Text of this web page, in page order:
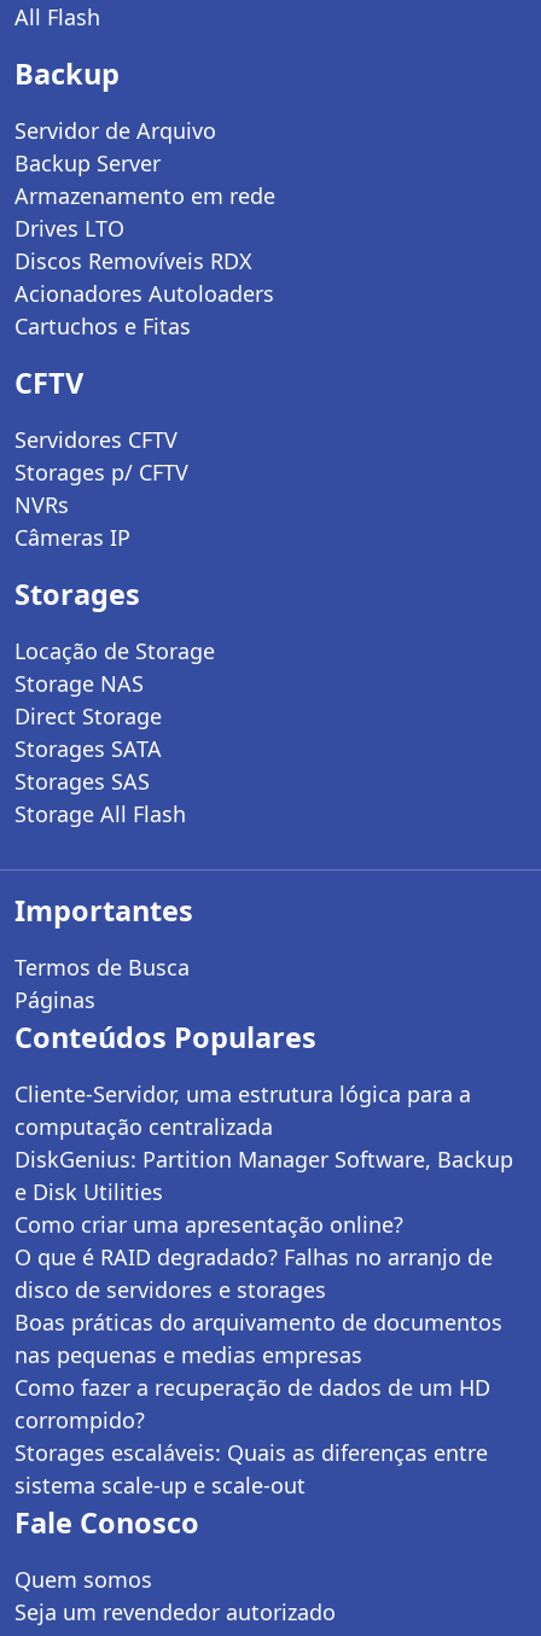
All Flash
Backup
Servidor de Arquivo
Backup Server
Armazenamento em rede
Drives LTO
Discos Removíveis RDX
Acionadores Autoloaders
Cartuchos e Fitas
CFTV
Servidores CFTV
Storages p/ CFTV
NVRs
Câmeras IP
Storages
Locação de Storage
Storage NAS
Direct Storage
Storages SATA
Storages SAS
Storage All Flash
Importantes
Termos de Busca
Páginas
Conteúdos Populares
Cliente-Servidor, uma estrutura lógica para a
computação centralizada
DiskGenius: Partition Manager Software, Backup
e Disk Utilities
Como criar uma apresentação online?
O que é RAID degradado? Falhas no arranjo de
disco de servidores e storages
Boas práticas do arquivamento de documentos
nas pequenas e medias empresas
Como fazer a recuperação de dados de um HD
corrompido?
Storages escaláveis: Quais as diferenças entre
sistema scale-up e scale-out
Fale Conosco
Quem somos
Seja um revendedor autorizado